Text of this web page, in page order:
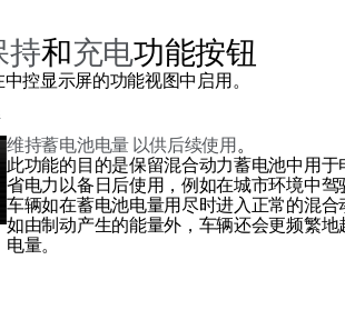
持和 充电功能按钮
控显示屏的功能视图中启用。
维持蓄电池电量 以供后续使用 。
此功能的目的是保留混合动力蓄电池中用
省电力以备日后使用，例如在城市环境中
车辆如在蓄电池电量用尽时进入正常的混
如由制动产生的能量外，车辆还会更频繁
电量。